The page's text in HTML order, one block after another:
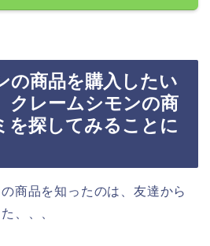
の商品を購入したい
クレームシモンの商
を探してみることに
商品を知ったのは、友達から
、、、